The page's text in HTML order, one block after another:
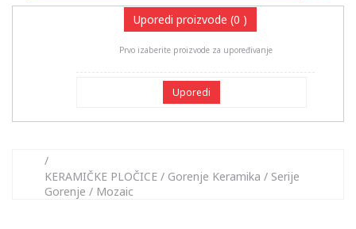
Uporedi proizvode (0 )
Prvo izaberite proizvode za upoređivanje
Uporedi
/
KERAMIČKE PLOČICE / Gorenje Keramika / Serije
Gorenje / Mozaic